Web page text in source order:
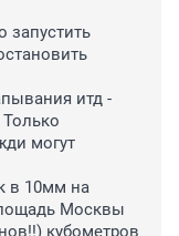
запустить
итд -
могут
в 10мм на
Москвы
кубометров